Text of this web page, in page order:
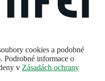
cookies a podobné
Podrobné informace o
v Zásadách ochrany